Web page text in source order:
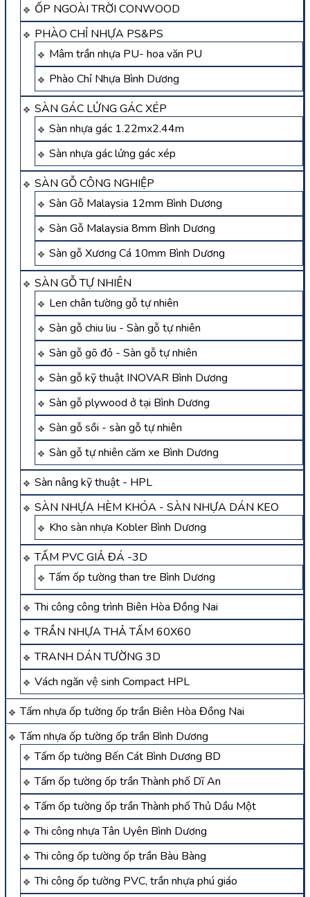
ỐP NGOÀI TRỜI CONWOOD
PHÀO CHỈ NHỰA PS&PS
Mâm trần nhựa PU- hoa văn PU
Phào Chỉ Nhựa Bình Dương
SÀN GÁC LỬNG GÁC XÉP
Sàn nhựa gác 1.22mx2.44m
Sàn nhựa gác lửng gác xép
SÀN GỖ CÔNG NGHIỆP
Sàn Gỗ Malaysia 12mm Bình Dương
Sàn Gỗ Malaysia 8mm Bình Dương
Sàn gỗ Xương Cá 10mm Bình Dương
SÀN GỖ TỰ NHIÊN
Len chân tường gỗ tự nhiên
Sàn gỗ chiu liu - Sàn gỗ tự nhiên
Sàn gỗ gõ đỏ - Sàn gỗ tự nhiên
Sàn gỗ kỹ thuật INOVAR Bình Dương
Sàn gỗ plywood ở tại Bình Dương
Sàn gỗ sồi - sàn gỗ tự nhiên
Sàn gỗ tự nhiên căm xe Bình Dương
Sàn nâng kỹ thuật - HPL
SÀN NHỰA HÈM KHÓA - SÀN NHỰA DÁN KEO
Kho sàn nhựa Kobler Bình Dương
TẤM PVC GIẢ ĐÁ -3D
Tấm ốp tường than tre Bình Dương
Thi công công trình Biên Hòa Đồng Nai
TRẦN NHỰA THẢ TẤM 60X60
TRANH DÁN TƯỜNG 3D
Vách ngăn vệ sinh Compact HPL
Tấm nhựa ốp tường ốp trần Biên Hòa Đồng Nai
Tấm nhựa ốp tường ốp trần Bình Dương
Tấm ốp tường Bến Cát Bình Dương BD
Tấm ốp tường ốp trần Thành phố Dĩ An
Tấm ốp tường ốp trần Thành phố Thủ Dầu Một
Thi công nhựa Tân Uyên Bình Dương
Thi công ốp tường ốp trần Bàu Bàng
Thi công ốp tường PVC, trần nhựa phú giáo